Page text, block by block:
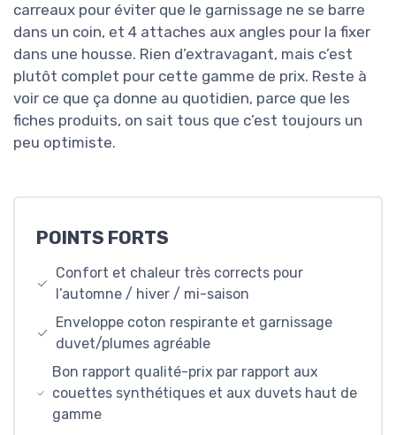
carreaux pour éviter que le garnissage ne se barre
dans un coin, et 4 attaches aux angles pour la fixer
dans une housse. Rien d’extravagant, mais c’est
plutôt complet pour cette gamme de prix. Reste à
voir ce que ça donne au quotidien, parce que les
fiches produits, on sait tous que c’est toujours un
peu optimiste.
POINTS FORTS
Confort et chaleur très corrects pour
l’automne / hiver / mi-saison
Enveloppe coton respirante et garnissage
duvet/plumes agréable
Bon rapport qualité-prix par rapport aux
couettes synthétiques et aux duvets haut de
gamme